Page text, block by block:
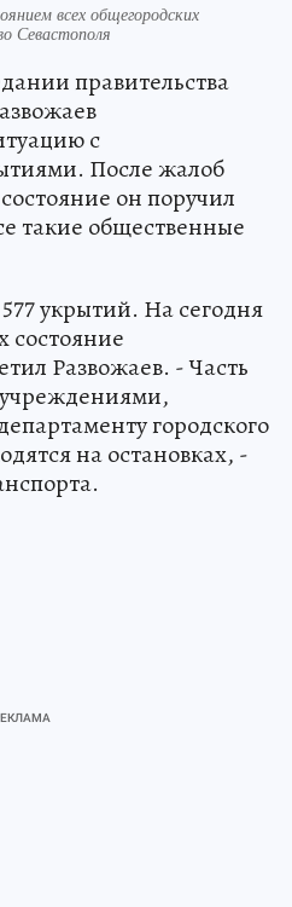
всех общегородских
Севастополя
правительства
с
После жалоб
он поручил
такие общественные
укрытий. На сегодня
состояние
Развожаев. - Часть
учреждениями,
городского
на остановках, -